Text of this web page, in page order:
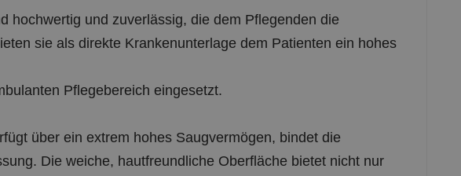
hochwertig und zuverlässig, die dem Pflegenden die
sie als direkte Krankenunterlage dem Patienten ein hohes
Pflegebereich eingesetzt.
über ein extrem hohes Saugvermögen, bindet die
Die weiche, hautfreundliche Oberfläche bietet nicht nur